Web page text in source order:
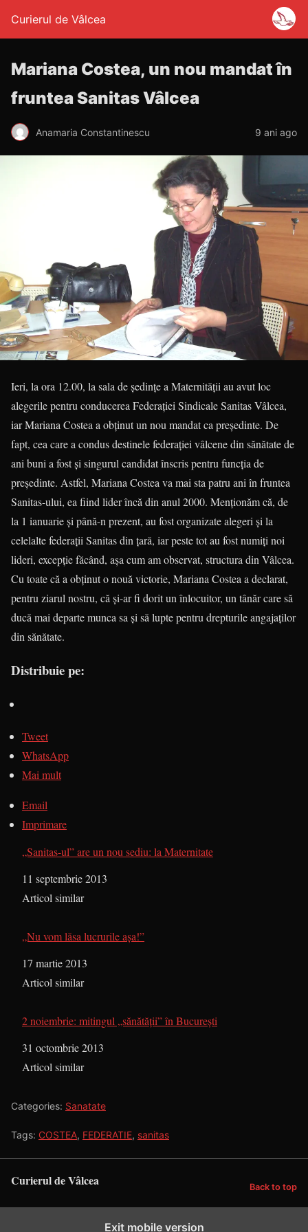
Curierul de Vâlcea
Mariana Costea, un nou mandat în
fruntea Sanitas Vâlcea
Anamaria Constantinescu 9 ani ago
Ieri, la ora 12.00, la sala de ședințe a Maternității au avut loc
alegerile pentru conducerea Federației Sindicale Sanitas Vâlcea,
iar Mariana Costea a obținut un nou mandat ca președinte. De
fapt, cea care a condus destinele federației vâlcene din sănătate de
ani buni a fost și singurul candidat înscris pentru funcția de
președinte. Astfel, Mariana Costea va mai sta patru ani în fruntea
Sanitas-ului, ea fiind lider încă din anul 2000. Menționăm că, de
la 1 ianuarie și până-n prezent, au fost organizate alegeri și la
celelalte federații Sanitas din țară, iar peste tot au fost numiți noi
lideri, excepție făcând, așa cum am observat, structura din Vâlcea.
Cu toate că a obținut o nouă victorie, Mariana Costea a declarat,
pentru ziarul nostru, că și-ar fi dorit un înlocuitor, un tânăr care să
ducă mai departe munca sa și să lupte pentru drepturile angajaților
din sănătate.
Distribuie pe:
Tweet
WhatsApp
Mai mult
Email
Imprimare
„Sanitas-ul” are un nou sediu: la Maternitate
Dată
11 septembrie 2013
În legătură cu
Articol similar
„Nu vom lăsa lucrurile aşa!”
Dată
17 martie 2013
În legătură cu
Articol similar
2 noiembrie: mitingul „sănătății” în București
Dată
31 octombrie 2013
În legătură cu
Articol similar
Categories: Sanatate
Tags: COSTEA, FEDERATIE, sanitas
Curierul de Vâlcea Back to top
Exit mobile version